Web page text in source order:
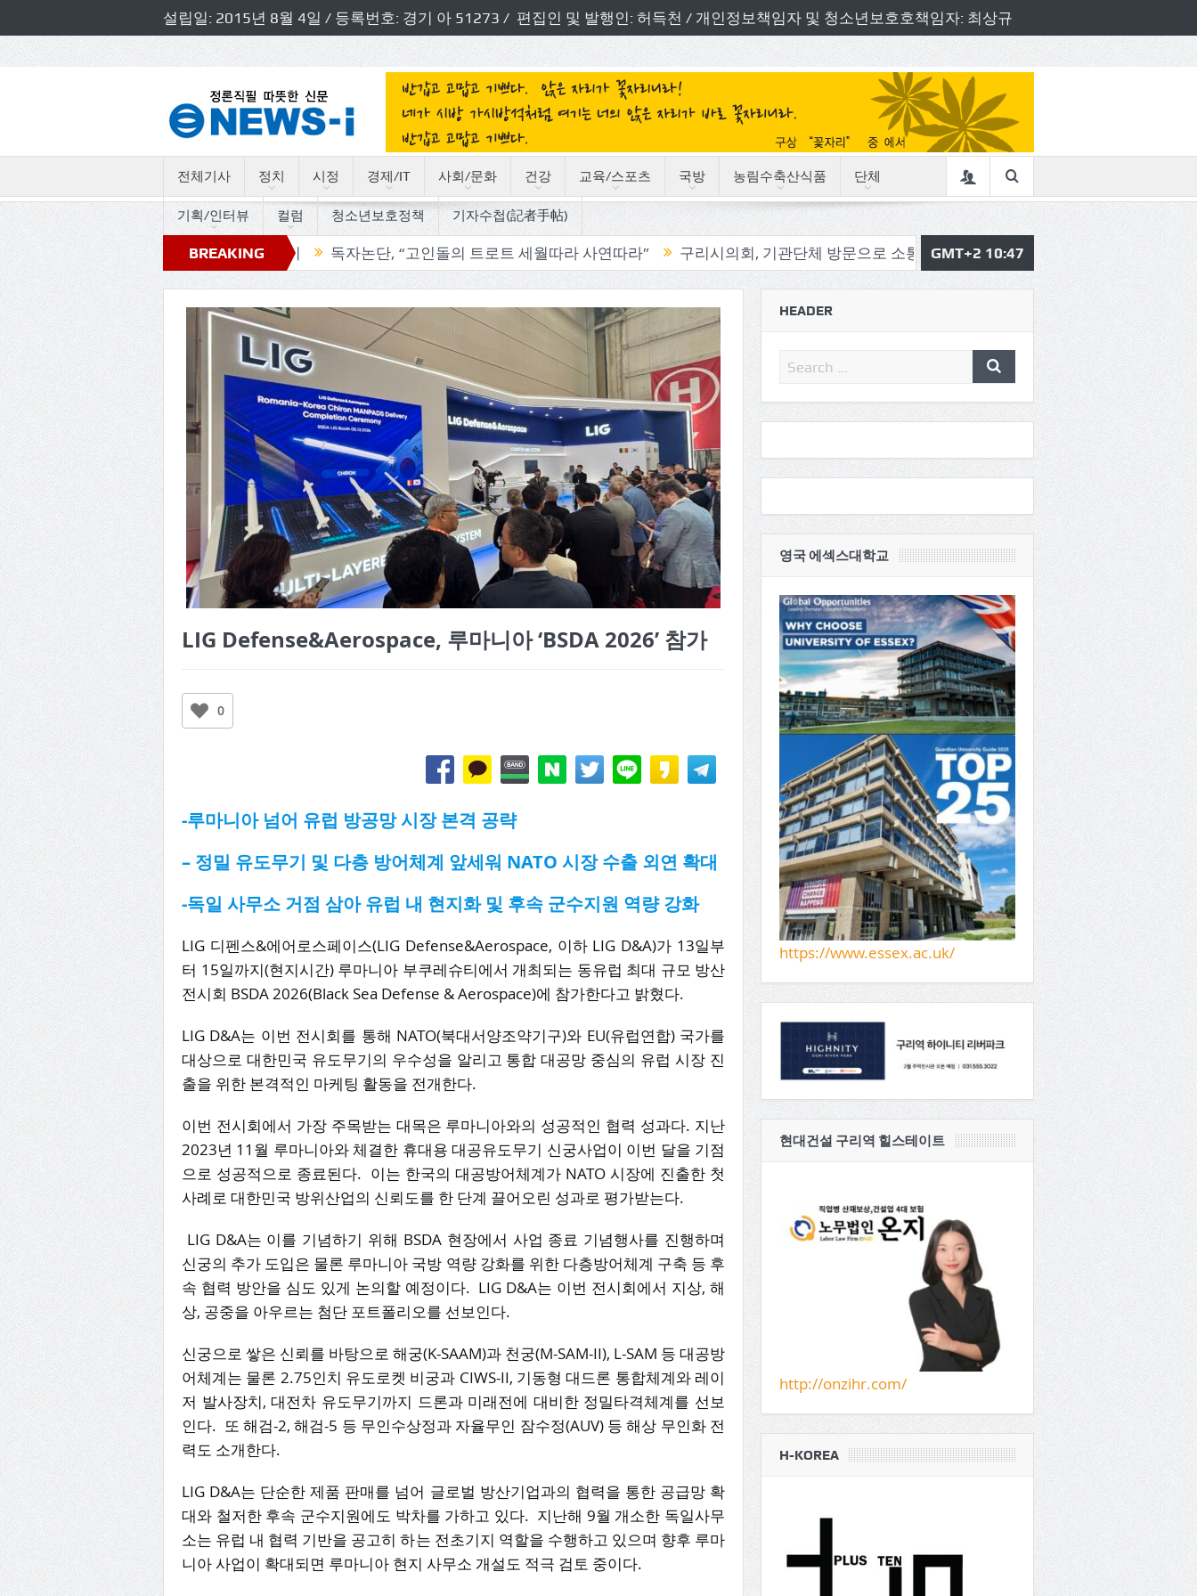
설립일: 2015년 8월 4일 / 등록번호: 경기 아 51273 / 편집인 및 발행인: 허득천 / 개인정보책임자 및 청소년보호호책임자: 최상규
전체기사 정치 시정 경제/IT 사회/문화 건강 교육/스포츠 국방 농림수축산식품 단체
기획/인터뷰 컬럼 청소년보호정책 기자수첩(記者手帖)
BREAKING
NEWS
원 초청 소방정책간담회 개최 독자논단, “고인돌의 트로트 세월따라 사연따라” 구리시의회, 기관단체 방문으로 소통의정 시작 삼육중 4-H 환경동아리, 구리시청서 특
GMT+2 10:47
LIG Defense&Aerospace, 루마니아 ‘BSDA 2026’ 참가
0
-루마니아 넘어 유럽 방공망 시장 본격 공략
– 정밀 유도무기 및 다층 방어체계 앞세워 NATO 시장 수출 외연 확대
-독일 사무소 거점 삼아 유럽 내 현지화 및 후속 군수지원 역량 강화
LIG 디펜스&에어로스페이스(LIG Defense&Aerospace, 이하 LIG D&A)가 13일부
터 15일까지(현지시간) 루마니아 부쿠레슈티에서 개최되는 동유럽 최대 규모 방산
전시회 BSDA 2026(Black Sea Defense & Aerospace)에 참가한다고 밝혔다.
LIG D&A는 이번 전시회를 통해 NATO(북대서양조약기구)와 EU(유럽연합) 국가를
대상으로 대한민국 유도무기의 우수성을 알리고 통합 대공망 중심의 유럽 시장 진
출을 위한 본격적인 마케팅 활동을 전개한다.
이번 전시회에서 가장 주목받는 대목은 루마니아와의 성공적인 협력 성과다. 지난
2023년 11월 루마니아와 체결한 휴대용 대공유도무기 신궁사업이 이번 달을 기점
으로 성공적으로 종료된다. 이는 한국의 대공방어체계가 NATO 시장에 진출한 첫
사례로 대한민국 방위산업의 신뢰도를 한 단계 끌어오린 성과로 평가받는다.
LIG D&A는 이를 기념하기 위해 BSDA 현장에서 사업 종료 기념행사를 진행하며
신궁의 추가 도입은 물론 루마니아 국방 역량 강화를 위한 다층방어체계 구축 등 후
속 협력 방안을 심도 있게 논의할 예정이다. LIG D&A는 이번 전시회에서 지상, 해
상, 공중을 아우르는 첨단 포트폴리오를 선보인다.
신궁으로 쌓은 신뢰를 바탕으로 해궁(K-SAAM)과 천궁(M-SAM-II), L-SAM 등 대공방
어체계는 물론 2.75인치 유도로켓 비궁과 CIWS-II, 기동형 대드론 통합체계와 레이
저 발사장치, 대전차 유도무기까지 드론과 미래전에 대비한 정밀타격체계를 선보
인다. 또 해검-2, 해검-5 등 무인수상정과 자율무인 잠수정(AUV) 등 해상 무인화 전
력도 소개한다.
LIG D&A는 단순한 제품 판매를 넘어 글로벌 방산기업과의 협력을 통한 공급망 확
대와 철저한 후속 군수지원에도 박차를 가하고 있다. 지난해 9월 개소한 독일사무
소는 유럽 내 협력 기반을 공고히 하는 전초기지 역할을 수행하고 있으며 향후 루마
니아 사업이 확대되면 루마니아 현지 사무소 개설도 적극 검토 중이다.
HEADER
영국 에섹스대학교
https://www.essex.ac.uk/
현대건설 구리역 힐스테이트
http://onzihr.com/
H-KOREA